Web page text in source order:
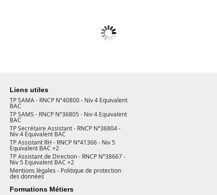
Liens utiles
TP SAMA - RNCP N°40800 - Niv 4 Equivalent
BAC
TP SAMS - RNCP N°36805 - Niv 4 Equivalent
BAC
TP Secrétaire Assistant - RNCP N°36804 -
Niv 4 Equivalent BAC
TP Assistant RH - RNCP N°41366 - Niv 5
Equivalent BAC +2
TP Assistant de Direction - RNCP N°38667 -
Niv 5 Equivalent BAC +2
Mentions légales - Politique de protection
des données
Formations Métiers